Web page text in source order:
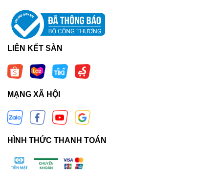
LIÊN KẾT SÀN
MẠNG XÃ HỘI
HÌNH THỨC THANH TOÁN